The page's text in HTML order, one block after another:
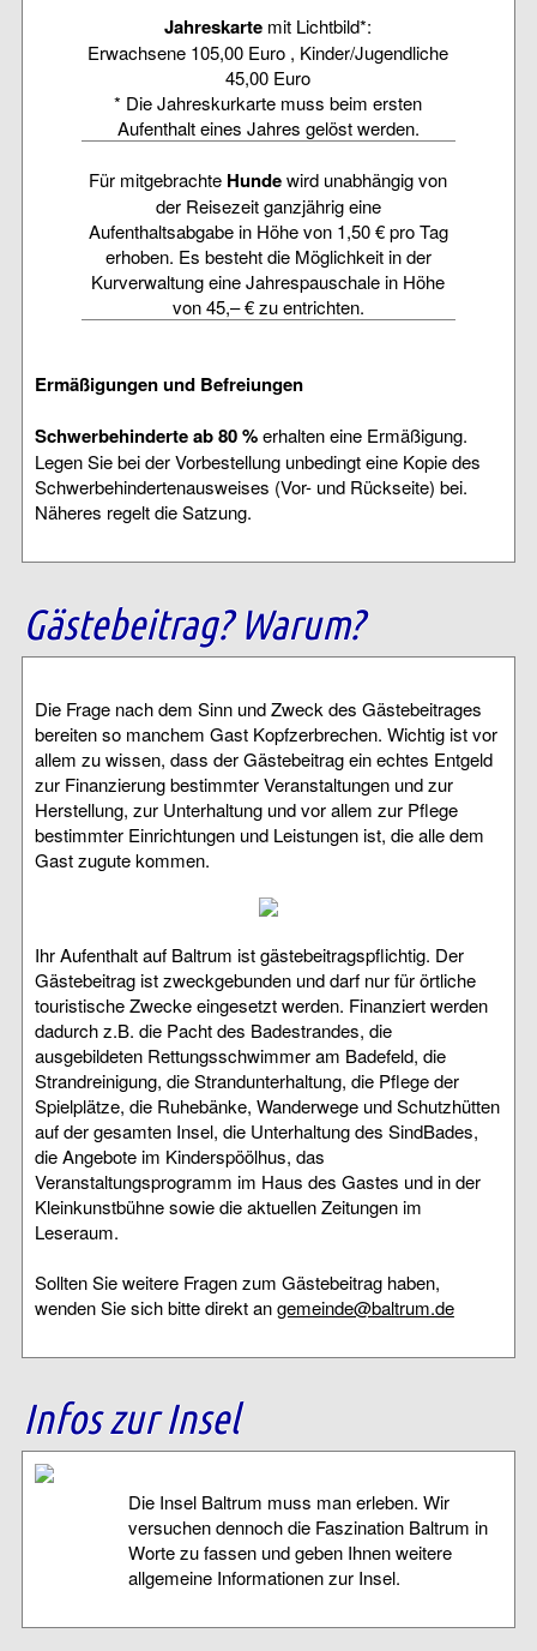
Jahreskarte mit Lichtbild*:
Erwachsene 105,00 Euro , Kinder/Jugendliche
45,00 Euro
* Die Jahreskurkarte muss beim ersten
Aufenthalt eines Jahres gelöst werden.
Für mitgebrachte Hundewird unabhängig von
der Reisezeit ganzjährig eine
Aufenthaltsabgabe in Höhe von 1,50 € pro Tag
erhoben. Es besteht die Möglichkeit in der
Kurverwaltung eine Jahrespauschale in Höhe
von 45,– € zu entrichten.
Ermäßigungen und Befreiungen
Schwerbehinderte ab 80 %erhalten eine Ermäßigung.
Legen Sie bei der Vorbestellung unbedingt eine Kopie des
Schwerbehindertenausweises (Vor- und Rückseite) bei.
Näheres regelt die Satzung.
Gästebeitrag? Warum?
Die Frage nach dem Sinn und Zweck des Gästebeitrages
bereiten so manchem Gast Kopfzerbrechen. Wichtig ist vor
allem zu wissen, dass der Gästebeitrag ein echtes Entgeld
zur Finanzierung bestimmter Veranstaltungen und zur
Herstellung, zur Unterhaltung und vor allem zur Pflege
bestimmter Einrichtungen und Leistungen ist, die alle dem
Gast zugute kommen.
Ihr Aufenthalt auf Baltrum ist gästebeitragspflichtig. Der
Gästebeitrag ist zweckgebunden und darf nur für örtliche
touristische Zwecke eingesetzt werden. Finanziert werden
dadurch z.B. die Pacht des Badestrandes, die
ausgebildeten Rettungsschwimmer am Badefeld, die
Strandreinigung, die Strandunterhaltung, die Pflege der
Spielplätze, die Ruhebänke, Wanderwege und Schutzhütten
auf der gesamten Insel, die Unterhaltung des SindBades,
die Angebote im Kinderspöölhus, das
Veranstaltungsprogramm im Haus des Gastes und in der
Kleinkunstbühne sowie die aktuellen Zeitungen im
Leseraum.
Sollten Sie weitere Fragen zum Gästebeitrag haben,
wenden Sie sich bitte direkt angemeinde@baltrum.de
Infos zur Insel
Die Insel Baltrum muss man erleben. Wir
versuchen dennoch die Faszination Baltrum in
Worte zu fassen und geben Ihnen weitere
allgemeine Informationen zur Insel.